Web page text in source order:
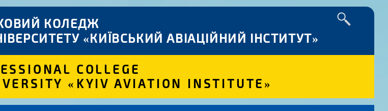
КОЛЕДЖ
«КИЇВСЬКИЙ АВІАЦІЙНИЙ ІНСТИТУТ»
COLLEGE
«KYIV AVIATION INSTITUTE»